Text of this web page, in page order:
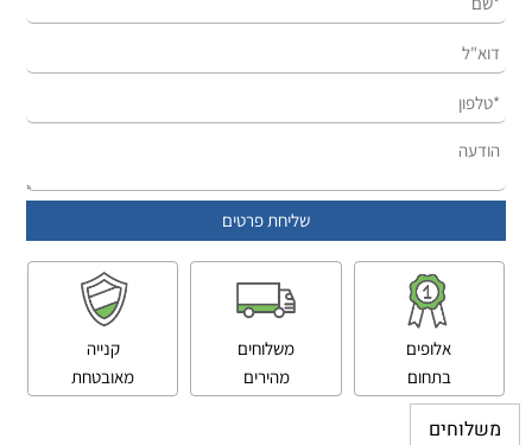
אלופים
בתחום
משלוחים
מהירים
קנייה
מאובטחת
משלוחים